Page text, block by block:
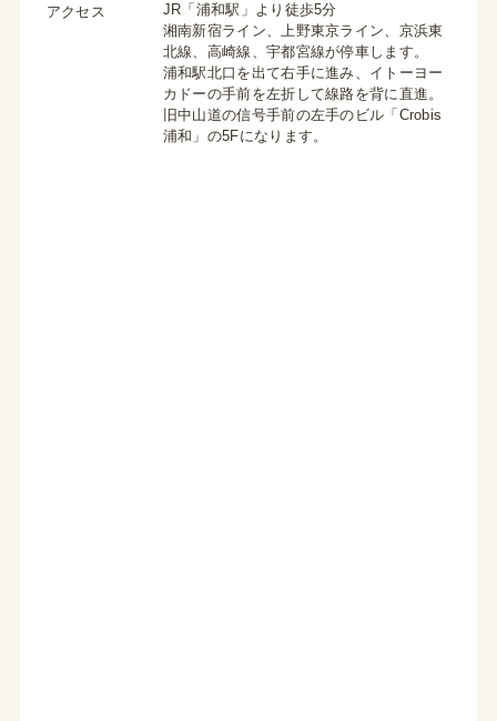
アクセス
JR「浦和駅」より徒歩5分
湘南新宿ライン、上野東京ライン、京浜東
北線、高崎線、宇都宮線が停車します。
浦和駅北口を出て右手に進み、イトーヨー
カドーの手前を左折して線路を背に直進。
旧中山道の信号手前の左手のビル「Crobis
浦和」の5Fになります。